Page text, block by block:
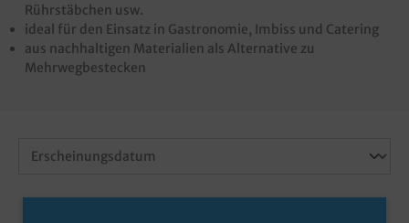
Rührstäbchen usw.
ideal für den Einsatz in Gastronomie, Imbiss und Catering
aus nachhaltigen Materialien als Alternative zu
Mehrwegbestecken